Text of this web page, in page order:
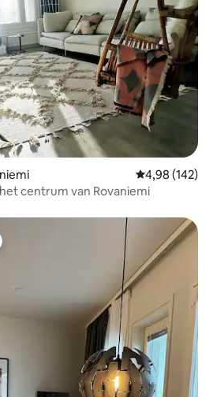
Gemiddelde
4,98 (142)
centrum van Rovaniemi